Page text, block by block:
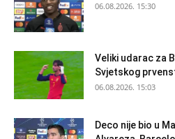
06.08.2026. 15:30
Veliki udarac za
Svjetskog
06.08.2026. 15:03
Deco nije bio u